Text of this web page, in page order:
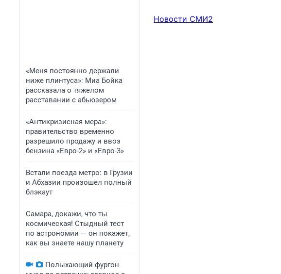
«Меня постоянно держали
ниже плинтуса»: Миа Бойка
рассказала о тяжелом
расставании с абьюзером
«Антикризисная мера»:
правительство временно
разрешило продажу и ввоз
бензина «Евро-2» и «Евро-3»
Встали поезда метро: в Грузии
и Абхазии произошел полный
блэкаут
Самара, докажи, что ты
космическая! Стыдный тест
по астрономии — он покажет,
как вы знаете нашу планету
Полыхающий фургон
Новости СМИ2